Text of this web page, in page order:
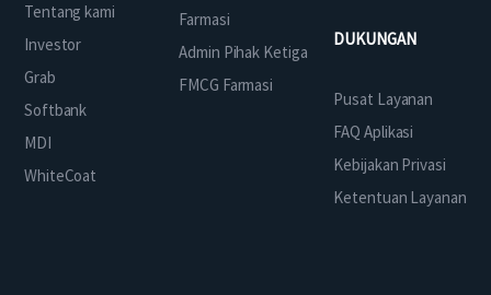
Tentang kami
Investor
Grab
Softbank
MDI
WhiteCoat
Farmasi
Admin Pihak Ketiga
FMCG Farmasi
DUKUNGAN
Pusat Layanan
FAQ Aplikasi
Kebijakan Privasi
Ketentuan Layanan